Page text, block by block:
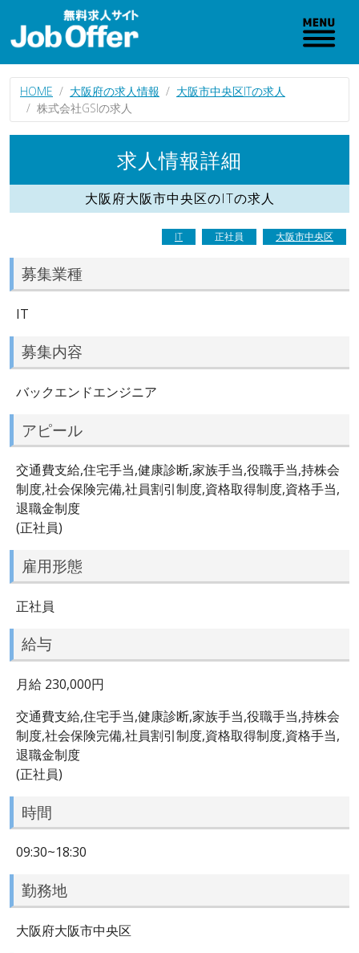
HOME 大阪府の求人情報
大阪市中央区ITの求人
株式会社GSIの求人
求人情報詳細
大阪府大阪市中央区のITの求人
IT 正社員 大阪市中央区
募集業種
IT
募集内容
バックエンドエンジニア
アピール
交通費支給,住宅手当,健康診断,家族手当,役職手当,持株会
制度,社会保険完備,社員割引制度,資格取得制度,資格手当,
退職金制度
(正社員)
雇用形態
正社員
給与
月給 230,000円
交通費支給,住宅手当,健康診断,家族手当,役職手当,持株会
制度,社会保険完備,社員割引制度,資格取得制度,資格手当,
退職金制度
(正社員)
時間
09:30~18:30
勤務地
大阪府大阪市中央区